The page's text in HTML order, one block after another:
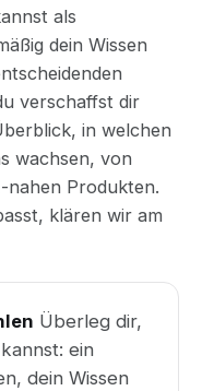
als
dein Wissen
verschaffst dir
in welchen
wachsen, von
nahen Produkten.
klären wir am
Überleg dir,
ein
dein Wissen